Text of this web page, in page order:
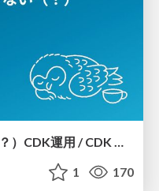
ドリフトを絶対に許さない（？）CDK運用 / CDK Ops with Zero Tolerance for Drifts (?)
1 170